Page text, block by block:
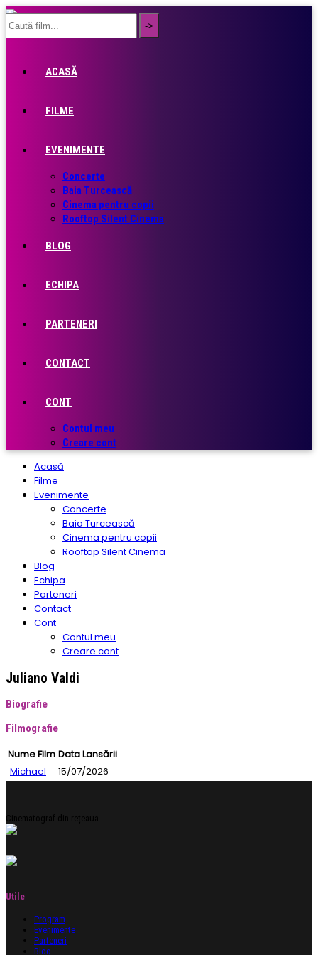
ACASĂ
FILME
EVENIMENTE
Concerte
Baia Turcească
Cinema pentru copii
Rooftop Silent Cinema
BLOG
ECHIPA
PARTENERI
CONTACT
CONT
Contul meu
Creare cont
Acasă
Filme
Evenimente
Concerte
Baia Turcească
Cinema pentru copii
Rooftop Silent Cinema
Blog
Echipa
Parteneri
Contact
Cont
Contul meu
Creare cont
Juliano Valdi
Biografie
Filmografie
Nume Film Data Lansării
Michael
15/07/2026
Cinematograf din rețeaua
Utile
Program
Evenimente
Parteneri
Blog